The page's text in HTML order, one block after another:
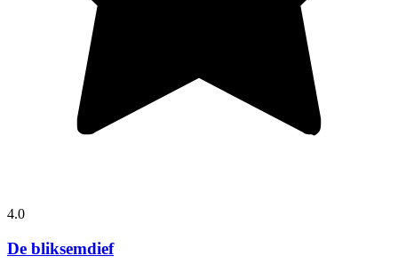
4.0
De bliksemdief